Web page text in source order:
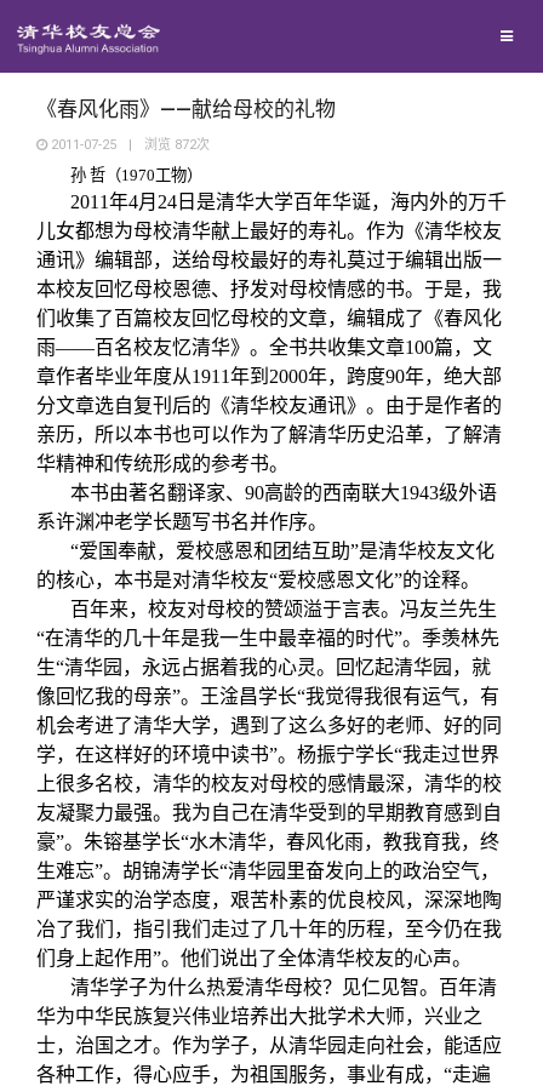
西南联大校友会
义工计划
新媒体平台
青春风采
校友讲坛
校友视界
校友服务
终身学习
信息化服务
三创大赛
实用信息
校友总会
总会简介
会长致辞
总会章程
理事会名单
制度法规
联系我们
关闭
《春风化雨》——献给母校的礼物
2011-07-25 | 浏览 872次
孙 哲 （1970工物）
2011年4月24日是清华大学百年华诞，海内外的万千
儿女都想为母校清华献上最好的寿礼。作为《清华校友
通讯》编辑部，送给母校最好的寿礼莫过于编辑出版一
本校友回忆母校恩德、抒发对母校情感的书。于是，我
们收集了百篇校友回忆母校的文章，编辑成了《春风化
雨——百名校友忆清华》。全书共收集文章100篇，文
章作者毕业年度从1911年到2000年，跨度90年，绝大部
分文章选自复刊后的《清华校友通讯》。由于是作者的
亲历，所以本书也可以作为了解清华历史沿革，了解清
华精神和传统形成的参考书。
本书由著名翻译家、90高龄的西南联大1943级外语
系许渊冲老学长题写书名并作序。
“爱国奉献，爱校感恩和团结互助”是清华校友文化
的核心，本书是对清华校友“爱校感恩文化”的诠释。
百年来，校友对母校的赞颂溢于言表。冯友兰先生
“在清华的几十年是我一生中最幸福的时代”。季羡林先
生“清华园，永远占据着我的心灵。回忆起清华园，就
像回忆我的母亲”。王淦昌学长“我觉得我很有运气，有
机会考进了清华大学，遇到了这么多好的老师、好的同
学，在这样好的环境中读书”。杨振宁学长“我走过世界
上很多名校，清华的校友对母校的感情最深，清华的校
友凝聚力最强。我为自己在清华受到的早期教育感到自
豪”。朱镕基学长“水木清华，春风化雨，教我育我，终
生难忘”。胡锦涛学长“清华园里奋发向上的政治空气，
严谨求实的治学态度，艰苦朴素的优良校风，深深地陶
冶了我们，指引我们走过了几十年的历程，至今仍在我
们身上起作用”。他们说出了全体清华校友的心声。
清华学子为什么热爱清华母校？见仁见智。百年清
华为中华民族复兴伟业培养出大批学术大师，兴业之
士，治国之才。作为学子，从清华园走向社会，能适应
各种工作，得心应手，为祖国服务，事业有成，“走遍